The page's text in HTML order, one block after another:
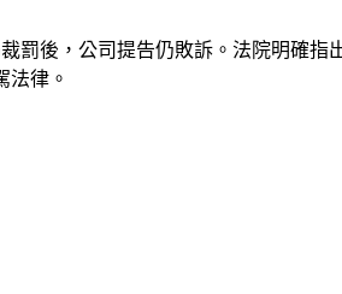
罰後，公司提告仍敗訴。法院明確指
法律。